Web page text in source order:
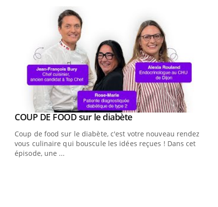
Youtube
COUP DE FOOD sur le diabèteYoutube
Coup de food sur le diabète, c'est votre nouveau rendez-
vous culinaire qui bouscule les idées reçues ! Dans cet
épisode, une ...